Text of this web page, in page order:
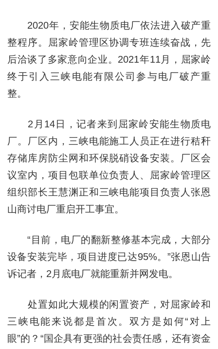
2020年，安能生物质电厂依法进入破产重
整程序。屈家岭管理区协调专班连续奋战，先
后洽谈了多家意向企业。2021年11月，屈家岭
终于引入三峡电能有限公司参与电厂破产重
整。
2月14日，记者来到屈家岭安能生物质电
厂。厂区内，三峡电能施工人员正在进行秸秆
存储库房防尘网和环保脱硝设备安装。厂区会
议室内，项目包联单位负责人、屈家岭管理区
组织部长王慧渊正和三峡电能项目负责人张恩
山商讨电厂重启开工事宜。
“目前，电厂的翻新整修基本完成，大部分
设备安装完毕，项目进度已达95%。”张恩山告
诉记者，2月底电厂就能重新并网发电。
处置如此大规模的闲置资产，对屈家岭和
三峡电能来说都是首次。双方是如何“对上
眼”的？“国企具有更强的社会责任感，还有资金